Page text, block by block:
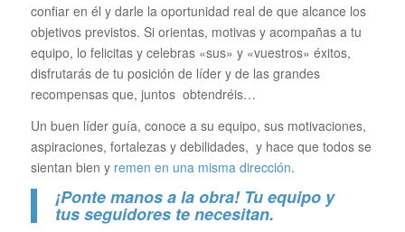
confiar en él y darle la oportunidad real de que alcance los
objetivos previstos. Si orientas, motivas y acompañas a tu
equipo, lo felicitas y celebras «sus» y «vuestros» éxitos,
disfrutarás de tu posición de líder y de las grandes
recompensas que, juntos obtendréis…
Un buen líder guía, conoce a su equipo, sus motivaciones,
aspiraciones, fortalezas y debilidades, y hace que todos se
sientan bien y remen en una misma dirección.
¡Ponte manos a la obra! Tu equipo y
tusseguidores te necesitan.